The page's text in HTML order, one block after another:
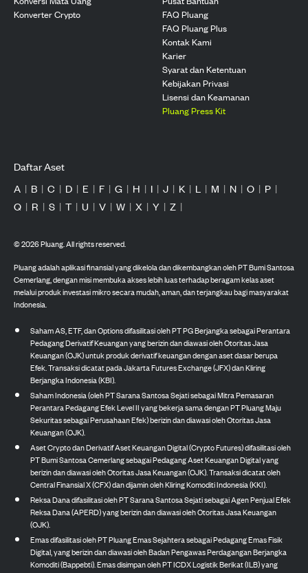
Konverter Crypto
FAQ Pluang
FAQ Pluang Plus
Kontak Kami
Karier
Syarat dan Ketentuan
Kebijakan Privasi
Lisensi dan Keamanan
Pluang Press Kit
Daftar Aset
A | B | C | D | E | F | G | H | I | J | K | L | M | N | O | P |
Q | R | S | T | U | V | W | X | Y | Z |
©2026Pluang. All rights reserved.
Pluang adalah aplikasi finansial yang dikelola dan dikembangkan oleh PT Bumi Santosa
Cemerlang, dengan misi membuka akses lebih luas terhadap beragam kelas aset
melalui produk investasi mikro secara mudah, aman, dan terjangkau bagi masyarakat
Indonesia.
Saham AS, ETF, dan Options difasilitasi oleh PT PG Berjangka sebagai Perantara
Pedagang Derivatif Keuangan yang berizin dan diawasi oleh Otoritas Jasa
Keuangan (OJK) untuk produk derivatif keuangan dengan aset dasar berupa
Efek. Transaksi dicatat pada Jakarta Futures Exchange (JFX) dan Kliring
Berjangka Indonesia (KBI).
Saham Indonesia (oleh PT Sarana Santosa Sejati sebagai Mitra Pemasaran
Perantara Pedagang Efek Level II yang bekerja sama dengan PT Pluang Maju
Sekuritas sebagai Perusahaan Efek) berizin dan diawasi oleh Otoritas Jasa
Keuangan (OJK).
Aset Crypto dan Derivatif Aset Keuangan Digital (Crypto Futures) difasilitasi oleh
PT Bumi Santosa Cemerlang sebagai Pedagang Aset Keuangan Digital yang
berizin dan diawasi oleh Otoritas Jasa Keuangan (OJK). Transaksi dicatat oleh
Central Finansial X (CFX) dan dijamin oleh Kliring Komoditi Indonesia (KKI).
Reksa Dana difasilitasi oleh PT Sarana Santosa Sejati sebagai Agen Penjual Efek
Reksa Dana (APERD) yang berizin dan diawasi oleh Otoritas Jasa Keuangan
(OJK).
Emas difasilitasi oleh PT Pluang Emas Sejahtera sebagai Pedagang Emas Fisik
Digital, yang berizin dan diawasi oleh Badan Pengawas Perdagangan Berjangka
Komoditi (Bappebti). Emas disimpan oleh PT ICDX Logistik Berikat (ILB) yang